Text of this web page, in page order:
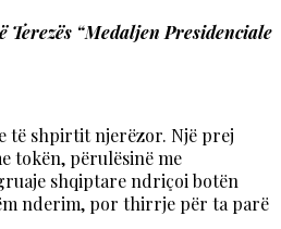
“Medaljen Presidenciale
të shpirtit njerëzor. Një prej
tokën, përulësinë me
shqiptare ndriçoi botën
nderim, por thirrje për ta parë